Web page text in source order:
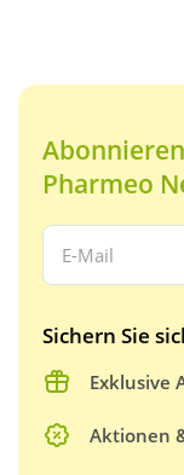
Pharmeo
Ihre E-Mail
Sichern Sie
Exklusive
Aktionen